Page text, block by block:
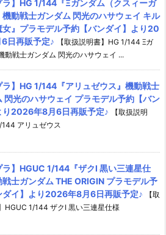
ラ】HG 1/144『Ξガンダム（クスィーガ
機動戦士ガンダム 閃光のハサウェイ キル
女』プラモデル予約【バンダイ】より20
日再販予定♪
【取扱説明書】HG 1/144 Ξガ
動戦士ガンダム 閃光のハサウェイ ...
ラ】HG 1/144『アリュゼウス』機動戦士
閃光のハサウェイ プラモデル予約【バン
り2026年8月6日再販予定♪
【取扱説明
アリュゼウス
ラ】HGUC 1/144『ザクI 黒い三連星仕
士ガンダム THE ORIGIN プラモデル予
ダイ】より2026年8月6日再販予定♪
【取
HGUC 1/144 ザクI 黒い三連星仕様